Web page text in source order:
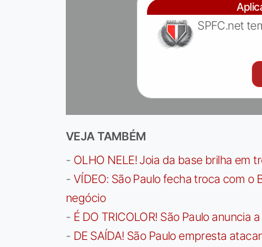
SPFC.net
VEJA TAMBÉM
- OLHO NELE! Joia da base brilha em
- VÍDEO: São Paulo fecha troca com
negócio
- É DO TRICOLOR! São Paulo
- DE SAÍDA! São Paulo empresta